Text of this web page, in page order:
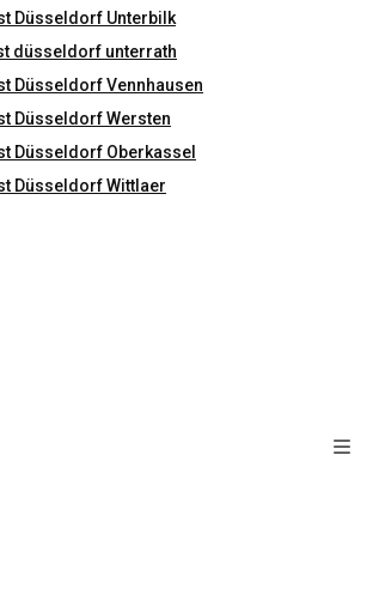
Düsseldorf Unterbilk
düsseldorf unterrath
Düsseldorf Vennhausen
Düsseldorf Wersten
Düsseldorf Oberkassel
Düsseldorf Wittlaer